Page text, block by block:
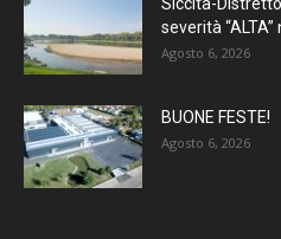
severità
Agosto 6, 2026
BUONE FESTE!
Agosto 6, 2026